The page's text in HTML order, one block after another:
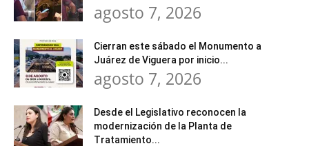
agosto 7, 2026
Cierran este sábado el Monumento a
Juárez de Viguera por inicio...
agosto 7, 2026
Desde el Legislativo reconocen la
modernización de la Planta de
Tratamiento...